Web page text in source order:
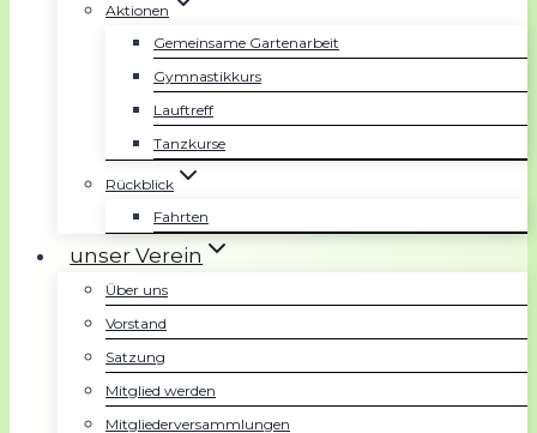
Aktionen
Gemeinsame Gartenarbeit
Gymnastikkurs
Lauftreff
Tanzkurse
Rückblick
Fahrten
unser Verein
Über uns
Vorstand
Satzung
Mitglied werden
Mitgliederversammlungen